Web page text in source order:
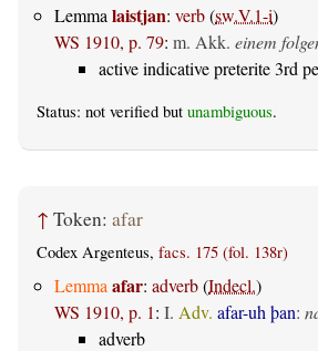
Lemma laistjan: verb(sw.V.1-i)
WS 1910, p. 79: m. Akk. einem
active indicative preterite 3rd
Status: not verified but unambiguous.
↑ Token: afar
Codex Argenteus, facs. 175 (fol. 138r)
Lemma afar: adverb(Indecl.)
WS 1910, p. 1: I. Adv. afar-uh þan:
adverb